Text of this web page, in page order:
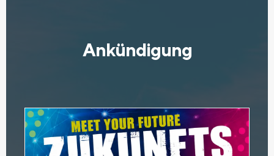
Ankündigung